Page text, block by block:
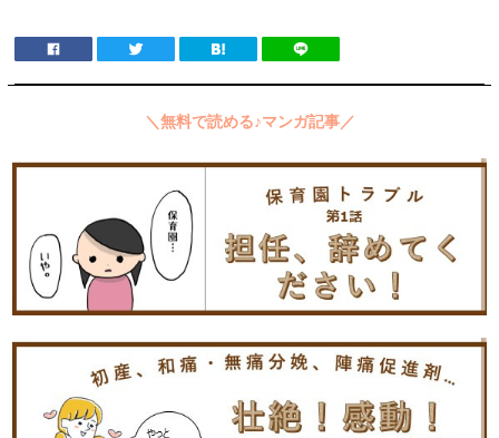
＼無料で読める♪マンガ記事／